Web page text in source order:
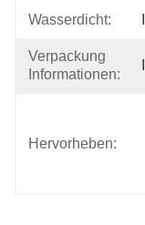
Wasserdicht:
Verpackung
Informationen:
Hervorheben: